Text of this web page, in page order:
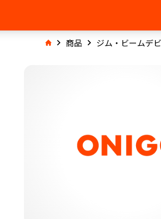
商品 ジム・ビームデ